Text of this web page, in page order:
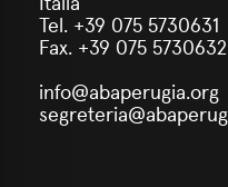
Tel. +39 075 5730631
Fax. +39 075 5730632
info@abaperugia.org